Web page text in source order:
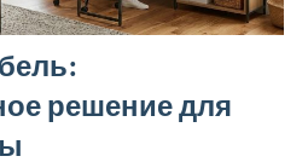
решение для